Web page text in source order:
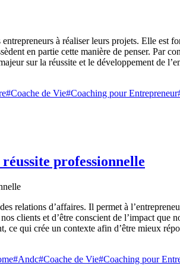
à réaliser leurs projets. Elle est
en partie cette manière de penser. Par
sur la réussite et le développement de
#Coache de Vie#Coaching pour Entrepreneur
professionnelle
relations d’affaires. Il permet à
clients et d’être conscient de l’impact
ce qui crée un contexte afin d’être mieux
#Andc#Coache de Vie#Coaching pour